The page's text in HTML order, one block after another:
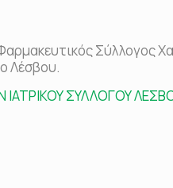
Σύλλογος
Λέσβου.
ΣΥΛΛΟΓΟΥ